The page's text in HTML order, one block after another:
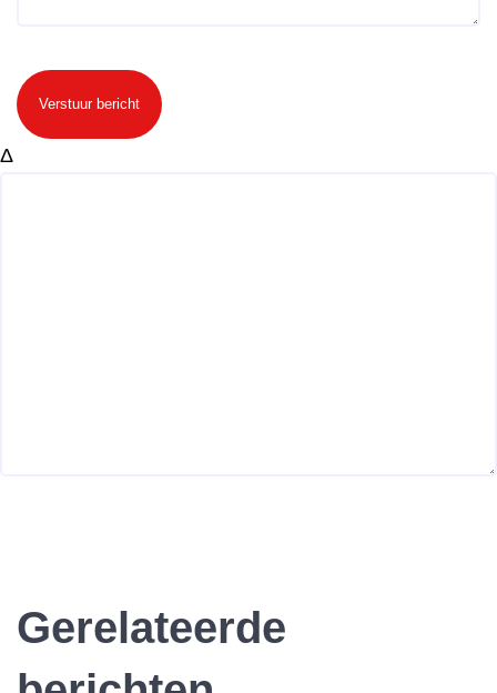
Verstuur bericht
Δ
Gerelateerde